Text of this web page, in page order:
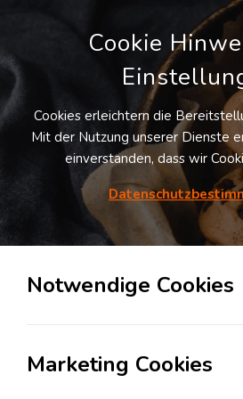
Suche
Warum
Cookie
Cookies erleichtern die
Mit der Nutzung unserer Dienste
einverstanden, dass wir
Notwendige Cookies
Marketing Cookies